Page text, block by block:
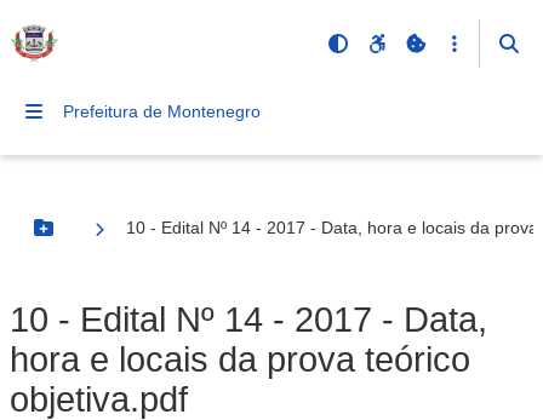
Prefeitura de Montenegro
Botão Menu
10 - Edital Nº 14 - 2017 - Data, hora e locais da
10 - Edital Nº 14 - 2017 - Data,
hora e locais da prova teórico
objetiva.pdf